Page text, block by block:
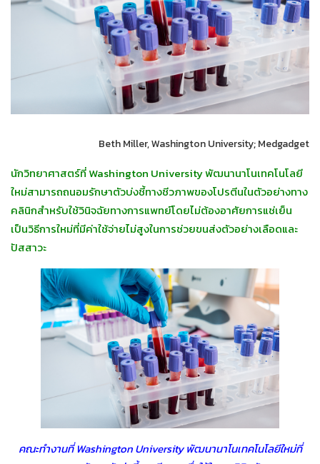
Beth Miller, Washington University; Medgadget
นักวิทยาศาสตร์ที่ Washington University พัฒนานาโนเทคโนโลยี
ใหม่สามารถถนอมรักษาตัวบ่งชี้ทางชีวภาพของโปรตีนในตัวอย่างทาง
คลินิกสำหรับใช้วินิจฉัยทางการแพทย์โดยไม่ต้องอาศัยการแช่เย็น
เป็นวิธีการใหม่ที่มีค่าใช้จ่ายไม่สูงในการช่วยขนส่งตัวอย่างเลือดและ
ปัสสาวะ
คณะทำงานที่ Washington University พัฒนานาโนเทคโนโลยีใหม่ที่